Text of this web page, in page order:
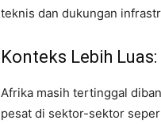
teknis dan dukungan
Konteks Lebih
Afrika masih tertinggal
pesat di sektor-sektor